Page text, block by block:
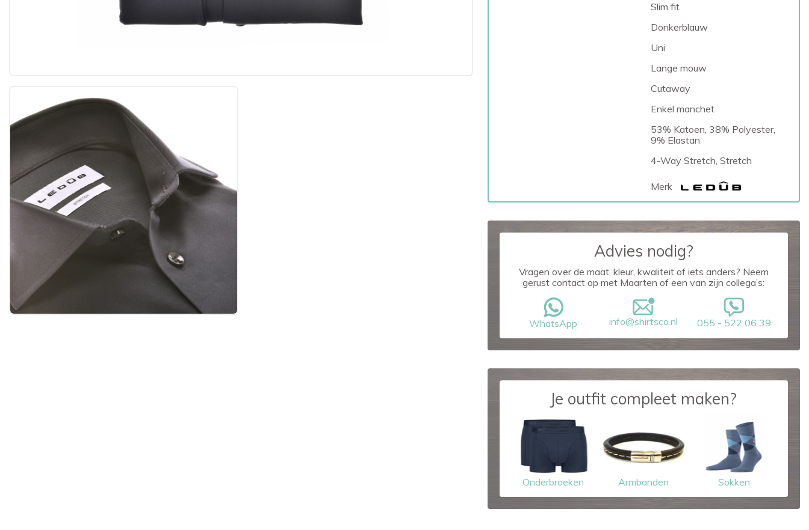
Slim fit
Donkerblauw
Uni
Lange mouw
Cutaway
Enkel manchet
53% Katoen, 38% Polyester,
9% Elastan
4-Way Stretch, Stretch
Merk
Advies nodig?
Vragen over de maat, kleur, kwaliteit of iets anders? Neem
gerust contact op met Maarten of een van zijn collega’s:
WhatsApp info@shirtsco.nl 055 - 522 06 39
Je outfit compleet maken?
Onderbroeken Armbanden Sokken